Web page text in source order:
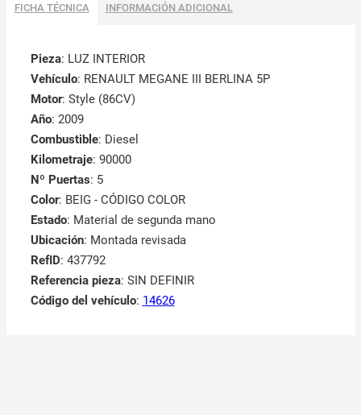
FICHA TÉCNICA INFORMACIÓN ADICIONAL
Pieza: LUZ INTERIOR
Vehículo: RENAULT MEGANE III BERLINA 5P
Motor: Style (86CV)
Año: 2009
Combustible: Diesel
Kilometraje: 90000
Nº Puertas: 5
Color: BEIG - CÓDIGO COLOR
Estado: Material de segunda mano
Ubicación: Montada revisada
RefID: 437792
Referencia pieza: SIN DEFINIR
Código del vehículo: 14626